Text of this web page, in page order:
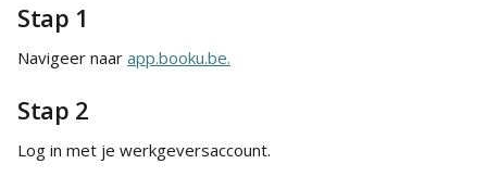
Stap 1
Navigeer naar app.booku.be.
Stap 2
Log in met je werkgeversaccount.